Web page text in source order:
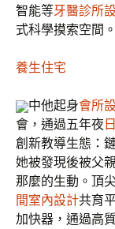
智能等牙醫診所
式科學摸索空間。
養生住宅
中他起身會所
會，通過五年夜
創新教導生態：
她被發現後被父
那麼的生動。頂
間室內設計共育
加快器，通過高